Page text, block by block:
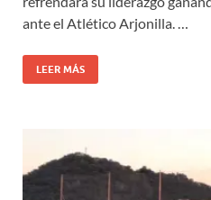
ante el Atlético Arjonilla. …
LEER MÁS